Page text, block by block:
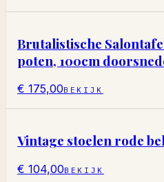
Brutalistische
poten, 100cm
€ 175,00BEKIJK
Vintage stoelen rode
€ 104,00BEKIJK